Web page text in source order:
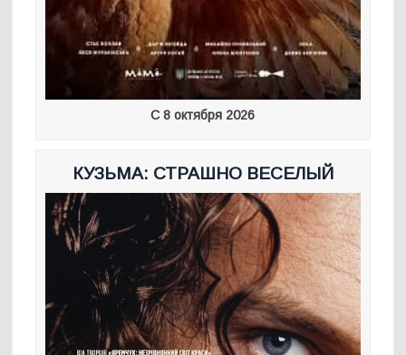
С 8 октября 2026
КУЗЬМА: СТРАШНО ВЕСЕЛЫЙ